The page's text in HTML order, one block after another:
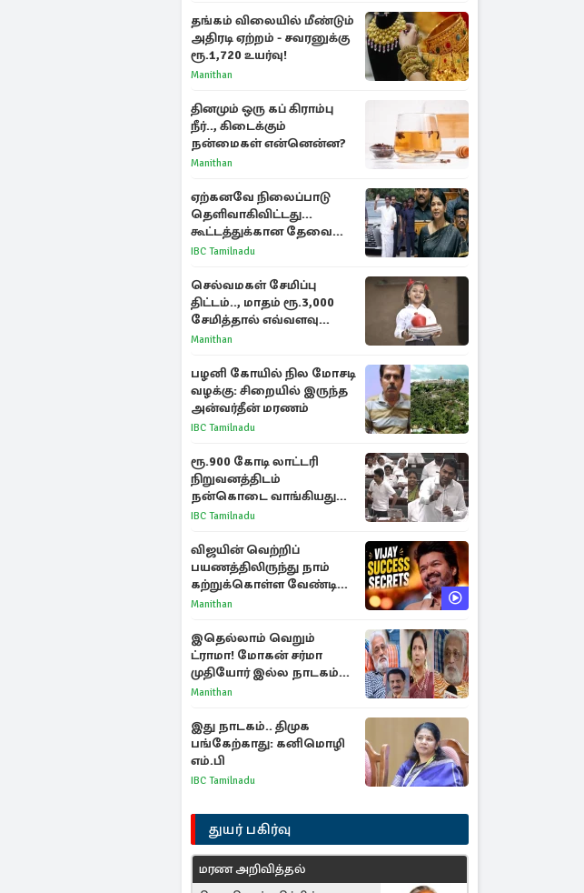
தங்கம் விலையில் மீண்டும்
அதிரடி ஏற்றம் - சவரனுக்கு
ரூ.1,720 உயர்வு!
Manithan
தினமும் ஒரு கப் கிராம்பு
நீர்.., கிடைக்கும்
நன்மைகள் என்னென்ன?
Manithan
ஏற்கனவே நிலைப்பாடு
தெளிவாகிவிட்டது...
கூட்டத்துக்கான தேவை
என்ன? - கனிமொழி
IBC Tamilnadu
செல்வமகள் சேமிப்பு
திட்டம்.., மாதம் ரூ.3,000
சேமித்தால் எவ்வளவு
கிடைக்கும்?
Manithan
பழனி கோயில் நில மோசடி
வழக்கு: சிறையில் இருந்த
அன்வர்தீன் மரணம்
IBC Tamilnadu
ரூ.900 கோடி லாட்டரி
நிறுவனத்திடம்
நன்கொடை வாங்கியது
ஏன்? உதயநிதி - ஆதவ்
IBC Tamilnadu
விஜயின் வெற்றிப்
பயணத்திலிருந்து நாம்
கற்றுக்கொள்ள வேண்டிய
முக்கிய 3 விடயங்கள்!
Manithan
இதெல்லாம் வெறும்
ட்ராமா! மோகன் சர்மா
முதியோர் இல்ல நாடகம்
குறித்து குட்டி பத்மினி
Manithan
இது நாடகம்.. திமுக
பங்கேற்காது: கனிமொழி
எம்.பி
IBC Tamilnadu
துயர் பகிர்வு
மரண அறிவித்தல்